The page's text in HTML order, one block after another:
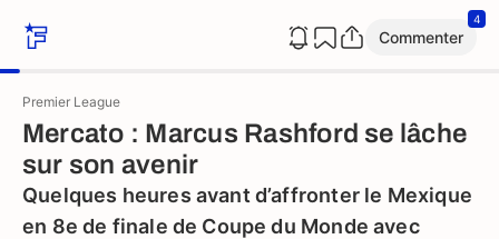
Commenter
4
Premier League
Mercato : Marcus Rashford se lâche
sur son avenir
Quelques heures avant d’affronter le Mexique
en 8e de finale de Coupe du Monde avec